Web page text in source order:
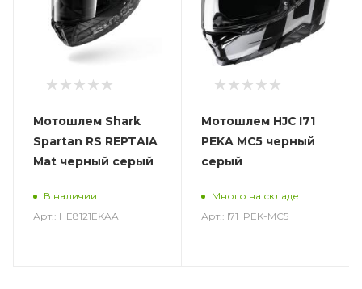
Мотошлем Shark
Spartan RS REPTAIA
Mat черный серый
В наличии
Арт.: HE8121EKAA
Мотошлем HJC I71
PEKA MC5 черный
серый
Много на складе
Арт.: I71_PEK-MC5